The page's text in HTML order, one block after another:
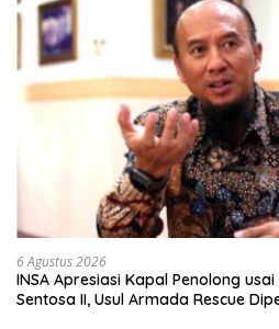
6 Agustus 2026
INSA Apresiasi Kapal Penolong
Sentosa II, Usul Armada Rescue